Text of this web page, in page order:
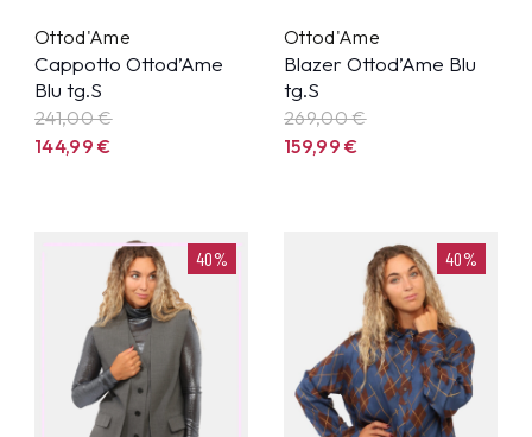
Ottod'Ame
Cappotto Ottod’Ame
Blu tg.S
241,00 €
144,99€
Ottod'Ame
Blazer Ottod’Ame Blu
tg.S
269,00 €
159,99€
40% 40%